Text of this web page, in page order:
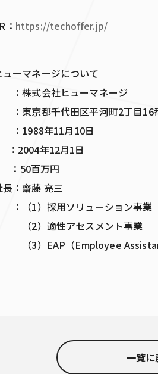
： https://techoffer.jp/
ーマネージについて
会社ヒューマネージ
東京都千代田区平河町2丁目16
年11月10日
年12月1日
百万円
：齋藤 亮三
1）採用ソリューション事業
性アセスメント事業
（Employee Assistance
一覧に